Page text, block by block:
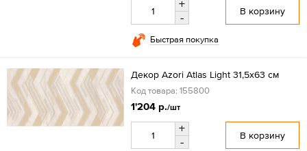
+
-
В корзину
Быстрая покупка
Декор Azori Atlas Light 31,5х63 см
Код товара: 155800
1'204 р./шт
+
-
В корзину